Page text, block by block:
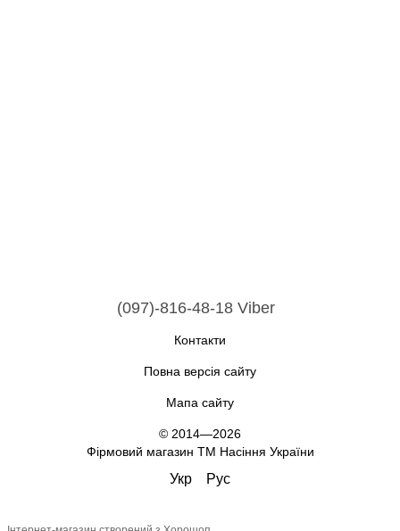
(097)-816-48-18 Viber
Контакти
Повна версія сайту
Мапа сайту
© 2014—2026
Фірмовий магазин ТМ Насіння України
Укр Рус